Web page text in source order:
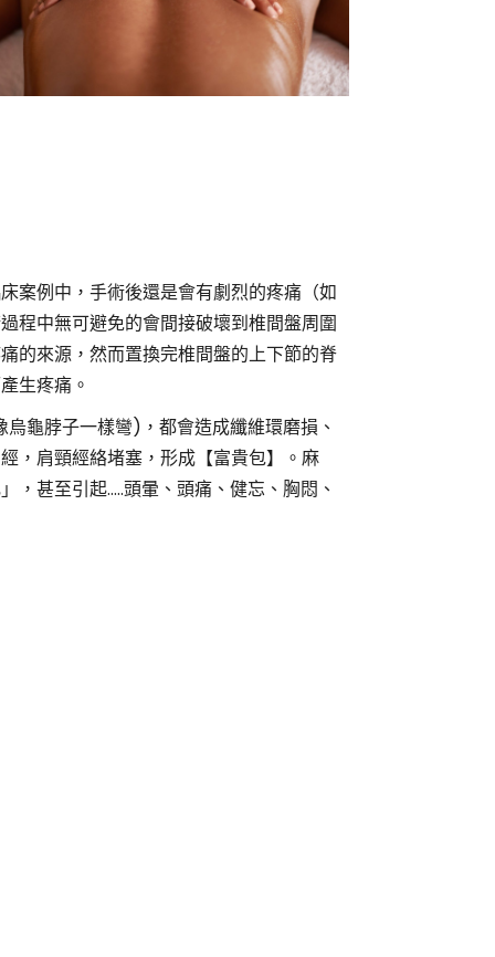
案例中，手術後還是會有劇烈的疼痛（如
程中無可避免的會間接破壞到椎間盤周圍
的來源，然而置換完椎間盤的上下節的脊
生疼痛。
龜脖子一樣彎)，都會造成纖維環磨損、
，肩頸經絡堵塞，形成【富貴包】。麻
，甚至引起…..頭暈、頭痛、健忘、胸悶、